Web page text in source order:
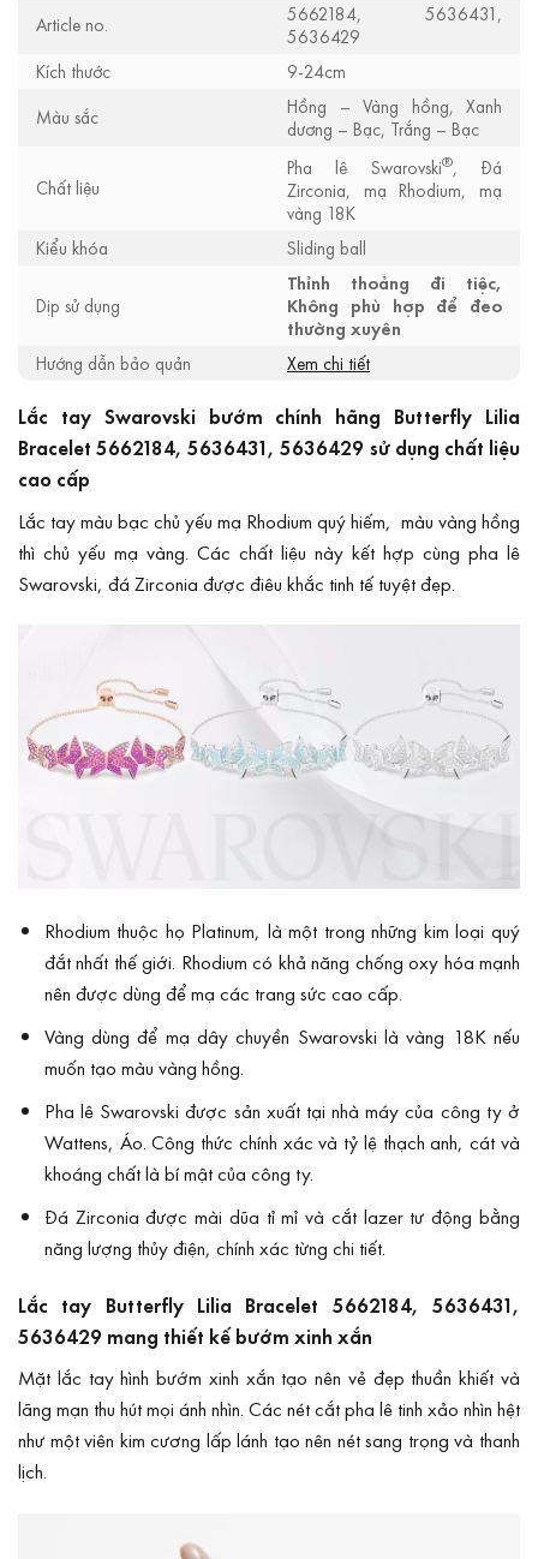
Article no.
5662184, 5636431,
5636429
Kích thước
9-24cm
Màu sắc
Hồng – Vàng hồng, Xanh
dương – Bạc, Trắng – Bạc
Chất liệu
Pha lê Swarovski®, Đá
Zirconia, mạ Rhodium, mạ
vàng 18K
Kiểu khóa
Sliding ball
Dịp sử dụng
Thỉnh thoảng đi tiệc,
Không phù hợp để đeo
thường xuyên
Hướng dẫn bảo quản
Xem chi tiết
Lắc tay Swarovski bướm chính hãng Butterfly Lilia
Bracelet 5662184, 5636431, 5636429 sử dụng chất liệu
cao cấp
Lắc tay màu bạc chủ yếu mạ Rhodium quý hiếm, màu vàng hồng
thì chủ yếu mạ vàng. Các chất liệu này kết hợp cùng pha lê
Swarovski, đá Zirconia được điêu khắc tinh tế tuyệt đẹp.
Rhodium thuộc họ Platinum, là một trong những kim loại quý
đắt nhất thế giới. Rhodium có khả năng chống oxy hóa mạnh
nên được dùng để mạ các trang sức cao cấp.
Vàng dùng để mạ dây chuyền Swarovski là vàng 18K nếu
muốn tạo màu vàng hồng.
Pha lê Swarovski được sản xuất tại nhà máy của công ty ở
Wattens, Áo. Công thức chính xác và tỷ lệ thạch anh, cát và
khoáng chất là bí mật của công ty.
Đá Zirconia được mài dũa tỉ mỉ và cắt lazer tư động bằng
năng lượng thủy điện, chính xác từng chi tiết.
Lắc tay Butterfly Lilia Bracelet 5662184, 5636431,
5636429 mang thiết kế bướm xinh xắn
Mặt lắc tay hình bướm xinh xắn tạo nên vẻ đẹp thuần khiết và
lãng mạn thu hút mọi ánh nhìn. Các nét cắt pha lê tinh xảo nhìn hệt
như một viên kim cương lấp lánh tạo nên nét sang trọng và thanh
lịch.